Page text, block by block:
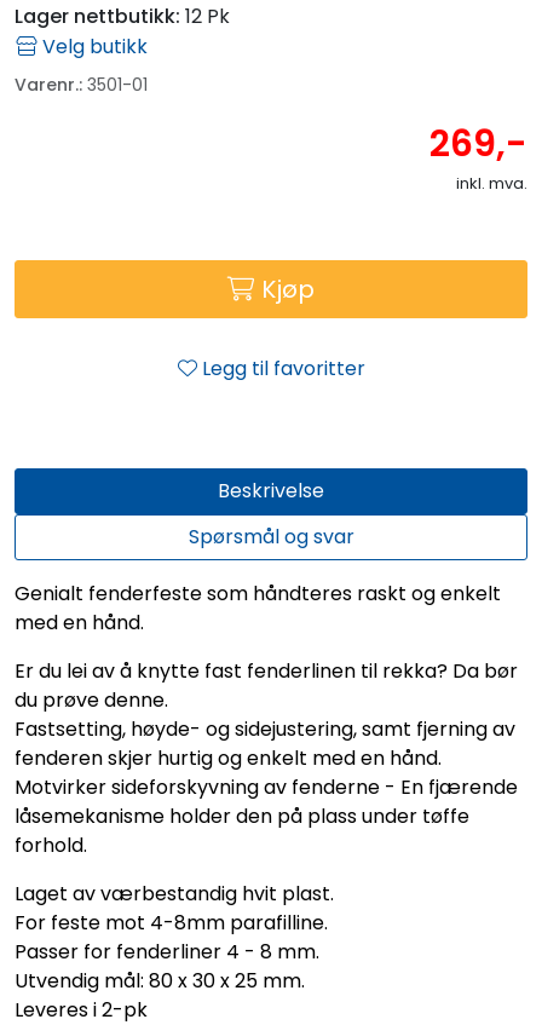
Lager nettbutikk: 12 Pk
Velg butikk
Varenr.: 3501-01
269,-
inkl. mva.
Kjøp
Legg til favoritter
Beskrivelse
Spørsmål og svar
Genialt fenderfeste som håndteres raskt og enkelt
med en hånd.
Er du lei av å knytte fast fenderlinen til rekka? Da bør
du prøve denne.
Fastsetting, høyde- og sidejustering, samt fjerning av
fenderen skjer hurtig og enkelt med en hånd.
Motvirker sideforskyvning av fenderne - En fjærende
låsemekanisme holder den på plass under tøffe
forhold.
Laget av værbestandig hvit plast.
For feste mot 4-8mm parafilline.
Passer for fenderliner 4 - 8 mm.
Utvendig mål: 80 x 30 x 25 mm.
Leveres i 2-pk